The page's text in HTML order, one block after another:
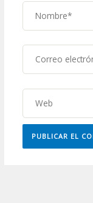
Nombre*
electrónico*
Web